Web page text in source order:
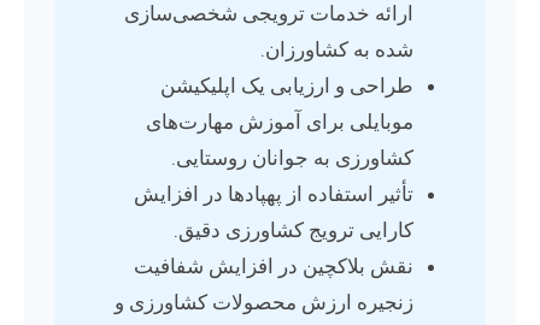
ارائه خدمات ترویجی شخصی‌سازی
شده به کشاورزان.
طراحی و ارزیابی یک اپلیکیشن
موبایلی برای آموزش مهارت‌های
کشاورزی به جوانان روستایی.
تأثیر استفاده از پهپادها در افزایش
کارایی ترویج کشاورزی دقیق.
نقش بلاکچین در افزایش شفافیت
زنجیره ارزش محصولات کشاورزی و